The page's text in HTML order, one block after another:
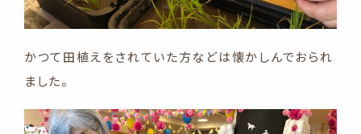
かつて田植えをされていた方などは懐かしんでおられ
ました。